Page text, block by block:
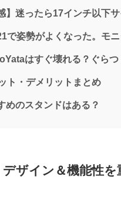
】迷ったら17インチ以下
で姿勢がよくなった。モ
はすぐ壊れる？ぐら
ト・デメリットまとめ
めのスタンドはある？
デザイン＆機能性